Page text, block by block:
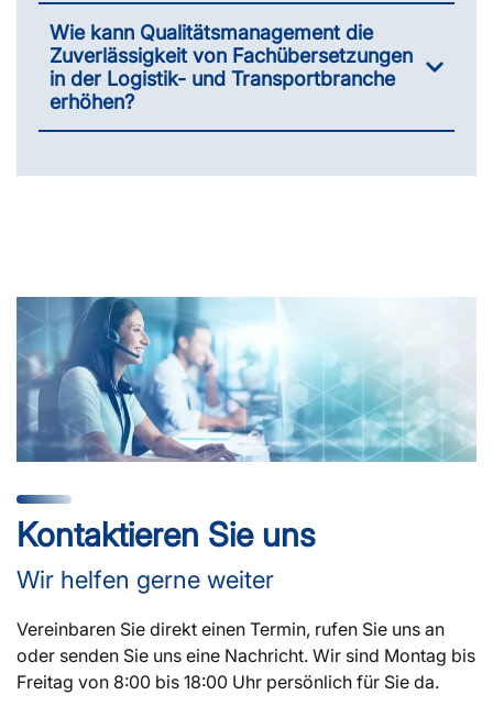
Wie kann Qualitätsmanagement die
Zuverlässigkeit von Fachübersetzungen
in der Logistik- und Transportbranche
erhöhen?
Kontaktieren Sie uns
Wir helfen gerne weiter
Vereinbaren Sie direkt einen Termin, rufen Sie uns an
oder senden Sie uns eine Nachricht. Wir sind Montag bis
Freitag von 8:00 bis 18:00 Uhr persönlich für Sie da.